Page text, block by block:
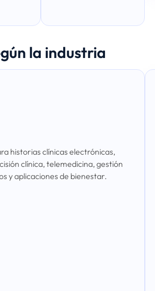
la industria
historias clínicas electrónicas,
clínica, telemedicina, gestión
y aplicaciones de bienestar.